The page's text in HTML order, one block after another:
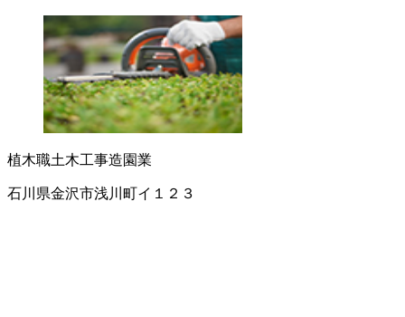
植木職土木工事造園業
石川県金沢市浅川町イ１２３